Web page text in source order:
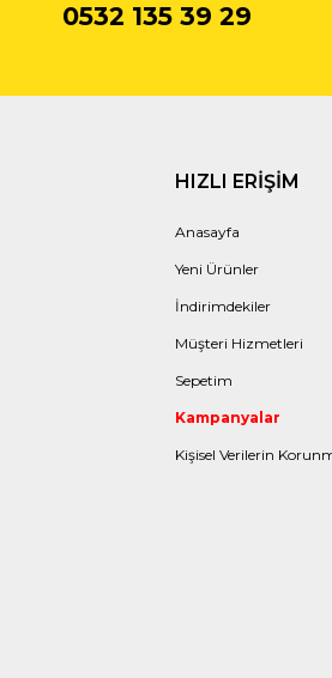
0532 135 39 29
HIZLI ERIŞIM
Anasayfa
Yeni Ürünler
İndirimdekiler
Müşteri Hizmetleri
Sepetim
Kampanyalar
Kişisel Verilerin